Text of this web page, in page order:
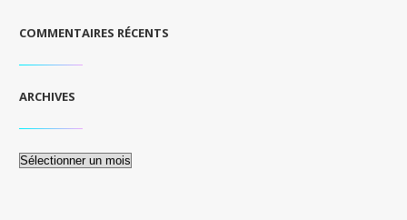
COMMENTAIRES RÉCENTS
ARCHIVES
Archives